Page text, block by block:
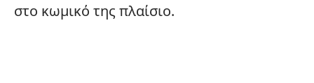
στο κωμικό της πλαίσιο.